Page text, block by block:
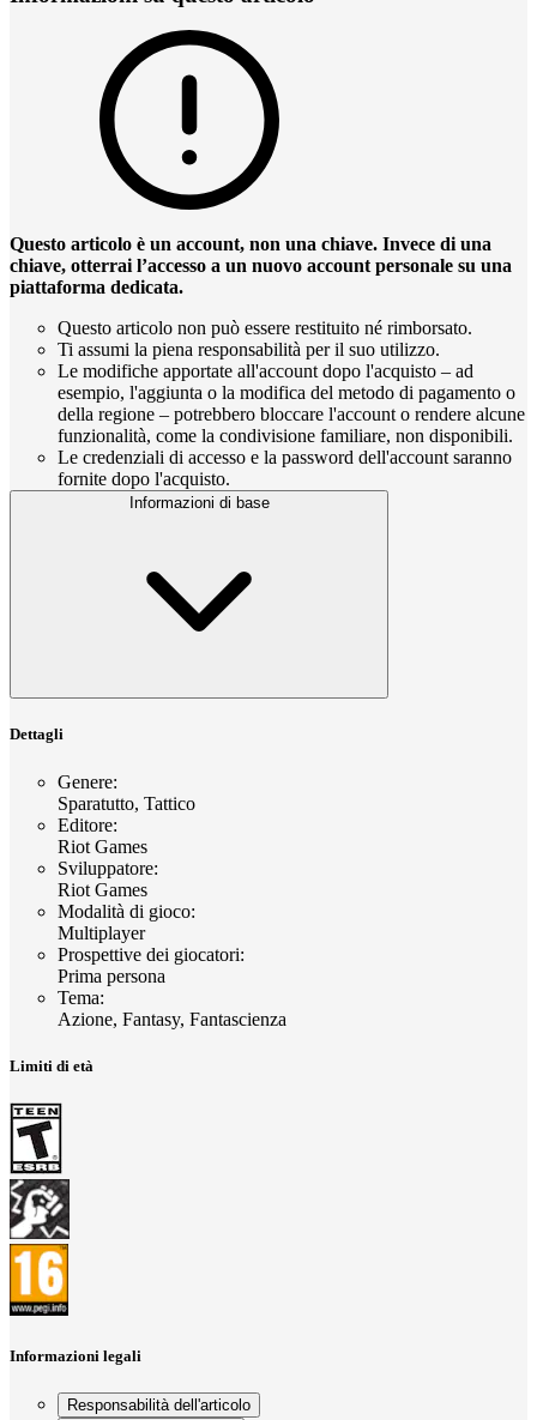
Questo articolo è un account, non una chiave. Invece di una
chiave, otterrai l’accesso a un nuovo account personale su una
piattaforma dedicata.
Questo articolo non può essere restituito né rimborsato.
Ti assumi la piena responsabilità per il suo utilizzo.
Le modifiche apportate all'account dopo l'acquisto – ad
esempio, l'aggiunta o la modifica del metodo di pagamento o
della regione – potrebbero bloccare l'account o rendere alcune
funzionalità, come la condivisione familiare, non disponibili.
Le credenziali di accesso e la password dell'account saranno
fornite dopo l'acquisto.
Informazioni di base
Dettagli
Genere:
Sparatutto, Tattico
Editore:
Riot Games
Sviluppatore:
Riot Games
Modalità di gioco:
Multiplayer
Prospettive dei giocatori:
Prima persona
Tema:
Azione, Fantasy, Fantascienza
Limiti di età
Informazioni legali
Responsabilità dell'articolo